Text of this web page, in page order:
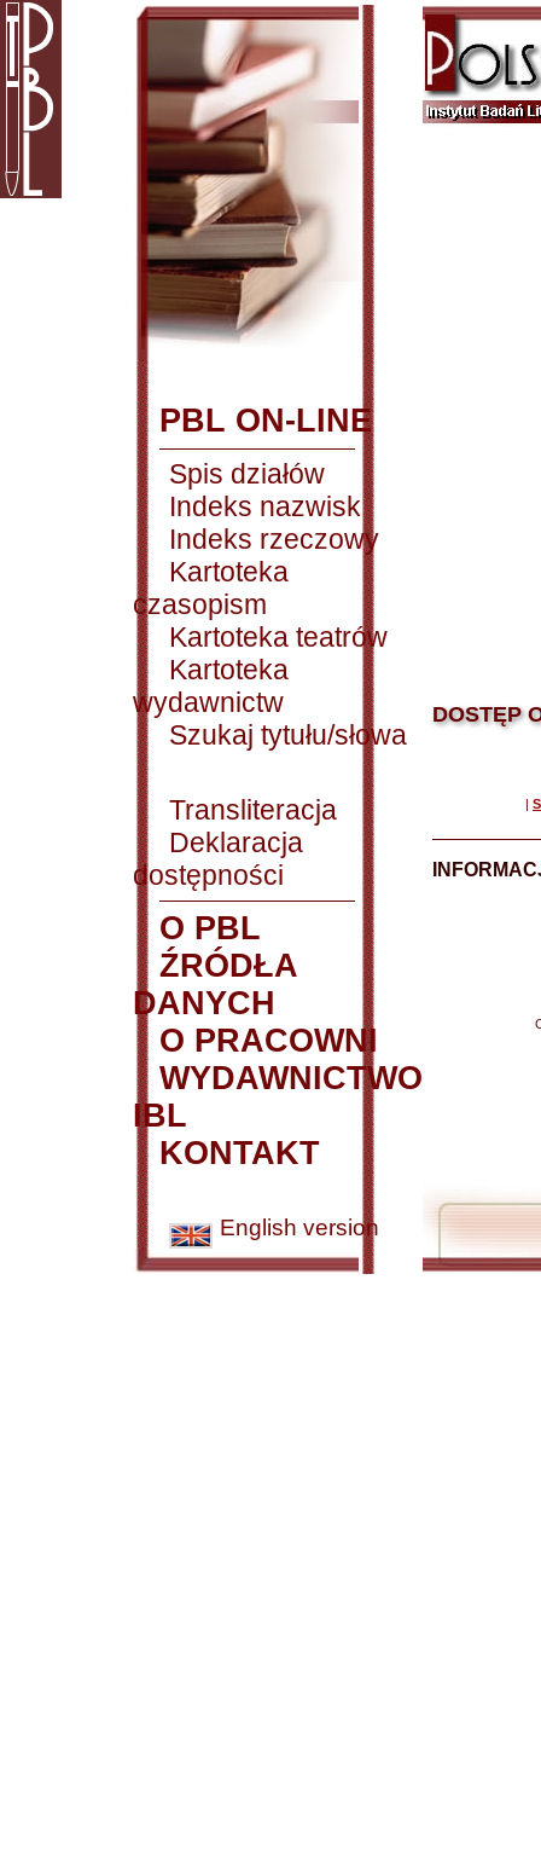
PBL ON-LINE
Spis działów
Indeks nazwisk
Indeks rzeczowy
Kartoteka
czasopism
Kartoteka teatrów
Kartoteka
wydawnictw
Szukaj tytułu/słowa
Transliteracja
Deklaracja
dostępności
O PBL
ŹRÓDŁA
DANYCH
O PRACOWNI
WYDAWNICTWO
IBL
KONTAKT
English version
DOSTĘP
|